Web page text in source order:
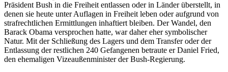
Präsident Bush in die Freiheit entlassen oder in Länder überstellt, in
denen sie heute unter Auflagen in Freiheit leben oder aufgrund von
strafrechtlichen Ermittlungen inhaftiert bleiben. Der Wandel, den
Barack Obama versprochen hatte, war daher eher symbolischer
Natur. Mit der Schließung des Lagers und dem Transfer oder der
Entlassung der restlichen 240 Gefangenen betraute er Daniel Fried,
den ehemaligen Vizeaußenminister der Bush-Regierung.